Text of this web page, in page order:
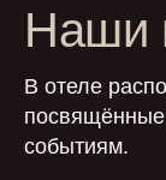
Наши
В отеле
посвящённые
событиям.